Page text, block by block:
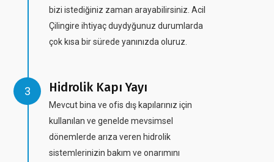
bizi istediğiniz zaman arayabilirsiniz. Acil
Çilingire ihtiyaç duydyğunuz durumlarda
çok kısa bir sürede yanınızda oluruz.
Hidrolik Kapı Yayı
Mevcut bina ve ofis dış kapılarınız için
kullanılan ve genelde mevsimsel
dönemlerde arıza veren hidrolik
sistemlerinizin bakım ve onarımını